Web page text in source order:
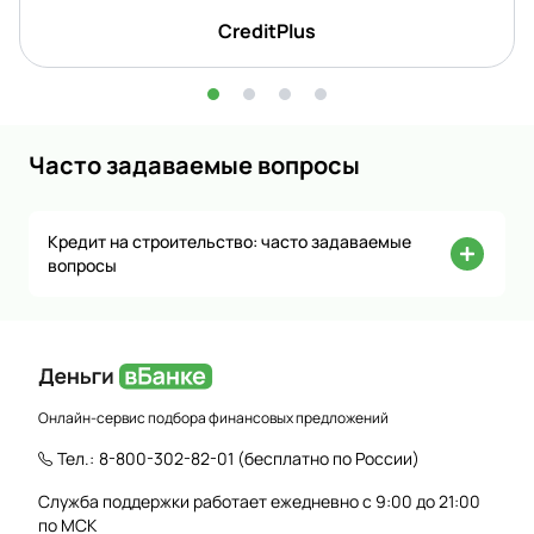
CreditPlus
Часто задаваемые вопросы
Кредит на строительство: часто задаваемые
вопросы
Онлайн-сервис подбора финансовых предложений
Тел.: 8-800-302-82-01 (бесплатно по России)
Служба поддержки работает ежедневно с 9:00 до 21:00
по МСК